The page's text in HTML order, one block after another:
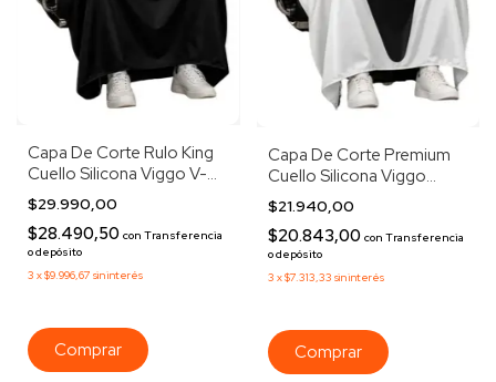
Capa De Corte Rulo King
Cuello Silicona Viggo V-
130 Negro
$29.990,00
$28.490,50 con Transferencia
o depósito
3 x$9.996,67 sin interés
Capa De Corte Premium
Cuello Silicona Viggo
Valkiria V-134
$21.940,00
$20.843,00 con Transferencia
o depósito
3 x$7.313,33 sin interés